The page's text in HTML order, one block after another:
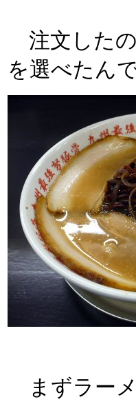
注文したの
を選べたん
まずラー